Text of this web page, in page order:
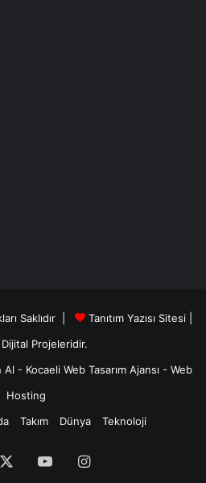
Saklıdır |
Tanıtım Yazısı Sitesi |
Projeleridir.
Al - Kocaeli Web Tasarım Ajansı - Web
Hosting
Takım Dünya Teknoloji
YouTubeInstagram